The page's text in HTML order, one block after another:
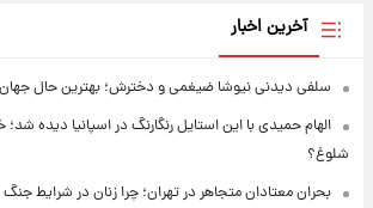
آخرین اخبار
سلفی دیدنی نیوشا ضیغمی و دخترش؛ بهترین حال جهان
الهام حمیدی با این استایل رنگارنگ در اسپانیا دیده
شلوغ؟
بحران معتادان متجاهر در تهران؛ چرا زنان در شرایط